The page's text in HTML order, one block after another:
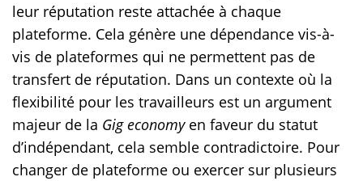
leur réputation reste attachée à chaque
plateforme. Cela génère une dépendance vis-à-
vis de plateformes qui ne permettent pas de
transfert de réputation. Dans un contexte où la
flexibilité pour les travailleurs est un argument
majeur de la Gig economy en faveur du statut
d’indépendant, cela semble contradictoire. Pour
changer de plateforme ou exercer sur plusieurs